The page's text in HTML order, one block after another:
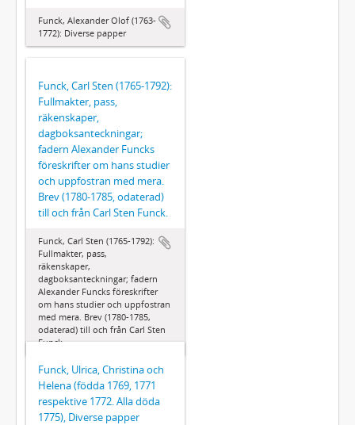
Funck, Alexander Olof (1763-
1772): Diverse papper
Funck, Carl Sten (1765-1792):
Fullmakter, pass,
räkenskaper,
dagboksanteckningar;
fadern Alexander Funcks
föreskrifter om hans studier
och uppfostran med mera.
Brev (1780-1785, odaterad)
till och från Carl Sten Funck.
Funck, Carl Sten (1765-1792):
Fullmakter, pass,
räkenskaper,
dagboksanteckningar; fadern
Alexander Funcks föreskrifter
om hans studier och uppfostran
med mera. Brev (1780-1785,
odaterad) till och från Carl Sten
Funck.
Funck, Ulrica, Christina och
Helena (födda 1769, 1771
respektive 1772. Alla döda
1775), Diverse papper